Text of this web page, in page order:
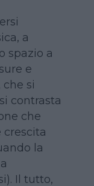
a
spazio a
e
si
contrasta
che
crescita
la
Il tutto,